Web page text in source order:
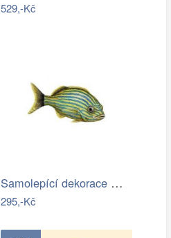
529,-Kč
Samolepící dekorace Grunt - malý
295,-Kč